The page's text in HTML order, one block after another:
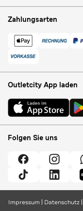
Zahlungsarten
Outletcity App laden
Folgen Sie uns
Impressum Datenschutz